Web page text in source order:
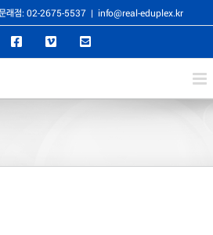
래점: 02-2675-5537 | info@real-eduplex.kr
FacebookVimeo이